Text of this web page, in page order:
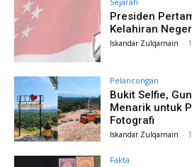
Presiden
Kelahiran
Iskandar Zulqarnain -
Pelancongan
Bukit Selfie,
Menarik untuk
Fotografi
Iskandar Zulqarnain -
Fakta